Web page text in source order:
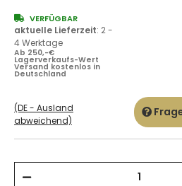
VERFÜGBAR
aktuelle Lieferzeit: 2 -
4 Werktage
Ab 250,-€
Lagerverkaufs-Wert
Versand kostenlos in
Deutschland
(DE - Ausland
abweichend)